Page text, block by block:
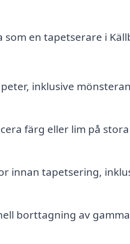
en tapetserare i
inklusive
färg eller lim på
innan tapetsering,
borttagning av